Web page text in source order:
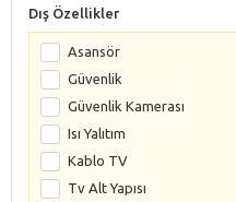
Dış Özellikler
Asansör
Güvenlik
Güvenlik Kamerası
Isı Yalıtım
Kablo TV
Tv Alt Yapısı